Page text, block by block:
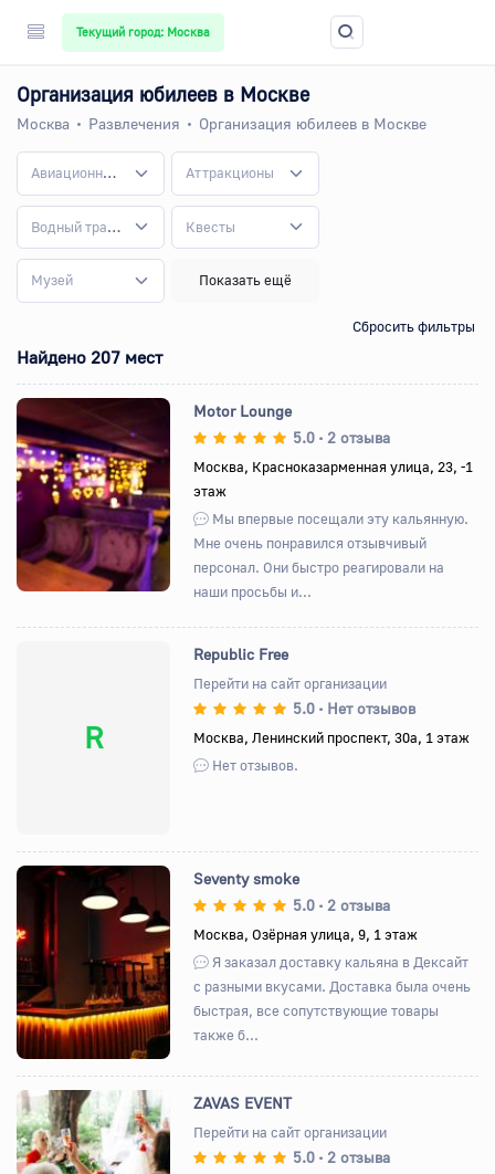
Текущий город: Москва
Организация юбилеев в Москве
Москва Развлечения Организация юбилеев в Москве
Авиационные клубы Аттракционы
Водный транспорт Квесты
Музей Показать ещё
Сбросить фильтры
Найдено 207 мест
Назад Вперед
Motor Lounge
5.0 • 2 отзыва
Москва, Красноказарменная улица, 23, -1
этаж
Мы впервые посещали эту кальянную.
Мне очень понравился отзывчивый
персонал. Они быстро реагировали на
наши просьбы и...
R
Republic Free
Перейти на сайт организации
5.0 • Нет отзывов
Москва, Ленинский проспект, 30а, 1 этаж
Нет отзывов.
Назад Вперед
Seventy smoke
5.0 • 2 отзыва
Москва, Озёрная улица, 9, 1 этаж
Я заказал доставку кальяна в Дексайт
с разными вкусами. Доставка была очень
быстрая, все сопутствующие товары
также б...
ZAVAS EVENT
Перейти на сайт организации
5.0 • 2 отзыва
ПОДПИШИТЕСЬ НА
НАШУ ГРУППУ В
TELEGRAM
МЫ ВЫКЛАДЫВАЕМ ТУДА ИНТЕРЕСНЫЕ
НОВОСТИ, РАЗЛИЧНЫЕ ФИШКИ,
ПРОМОКОДЫ И ПРЕДЛОЖЕНИЯ ОТ НАШИХ